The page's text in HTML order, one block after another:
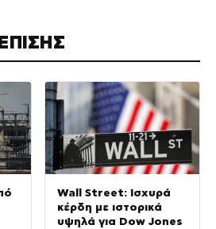
Wall Street: Ισχυρά
κέρδη με ιστορικά
υψηλά για Dow Jones